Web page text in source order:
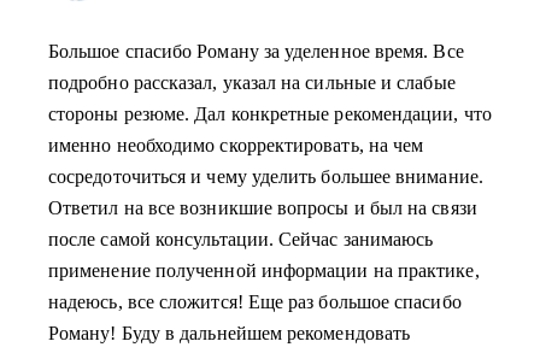
Большое спасибо Роману за уделенное время. Все
подробно рассказал, указал на сильные и слабые
стороны резюме. Дал конкретные рекомендации, что
именно необходимо скорректировать, на чем
сосредоточиться и чему уделить большее внимание.
Ответил на все возникшие вопросы и был на связи
после самой консультации. Сейчас занимаюсь
применение полученной информации на практике,
надеюсь, все сложится! Еще раз большое спасибо
Роману! Буду в дальнейшем рекомендовать